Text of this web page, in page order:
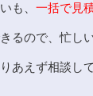
も、 一括で見
るので、忙し
あえず相談し